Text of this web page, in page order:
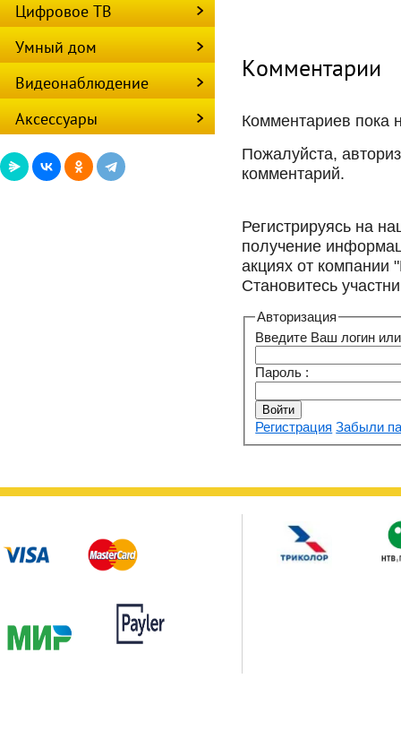
Комментарии
Комментариев пока
Пожалуйста,
комментарий.
Регистрируясь на
получение
акциях от
Становитесь
Авторизация
Введите Ваш логин
Пароль :
Регистрация Забыли
Цифровое ТВ
Умный дом
Видеонаблюдение
Аксессуары